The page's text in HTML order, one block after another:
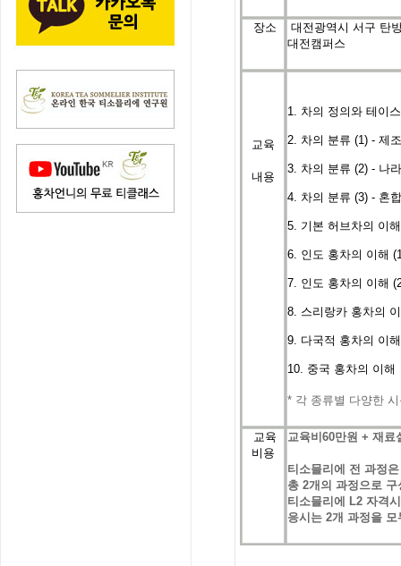
장소
대전광역시 서구 탄
대전캠퍼스
교육
내용
1. 차의 정의와 테이
2. 차의 분류 (1) - 제
3. 차의 분류 (2) - 나
4. 차의 분류 (3) - 혼
5. 기본 허브차의 이해
6. 인도 홍차의 이해
7. 인도 홍차의 이해
8. 스리랑카 홍차의
9. 다국적 홍차의 이해
10. 중국 홍차의 이해
* 각 종류별 다양한
교육
비용
교육비60만원 +재료
티소믈리에 전 과정은
총 2개의 과정으로 구
티소믈리에
L2 자격
응시는 2개 과정을 모